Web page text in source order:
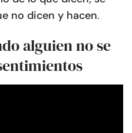
no dicen y hacen.
alguien no se